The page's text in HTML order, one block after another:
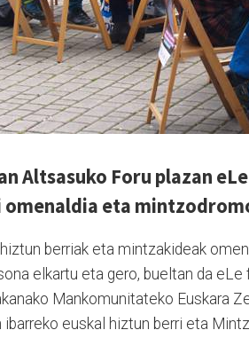
Altsasuko Foru plazan
eta
berriak eta mintzakideak
elkartu eta gero, bueltan da
Mankomunitateko Euskara
ibarreko euskal hiztun berri eta